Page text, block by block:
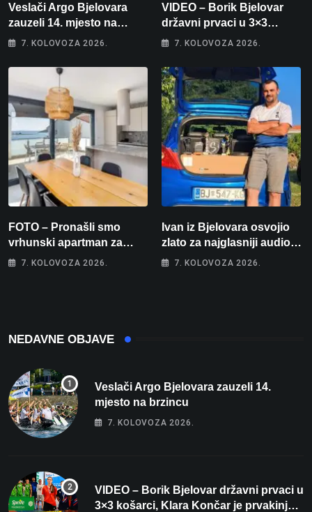
Veslači Argo Bjelovara
zauzeli 14. mjesto na
brzincu
7. KOLOVOZA 2026.
VIDEO – Borik Bjelovar
državni prvaci u 3×3
košarci, Klara Končar je
stolnom tenisu!
7. KOLOVOZA 2026.
FOTO – Pronašli smo
vrhunski apartman za
odmor: Pogled na more, tri
7. KOLOVOZA 2026.
Ivan iz Bjelovara osvojio
zlato za najglasniji audio
sustav i srušio osobni
7. KOLOVOZA 2026.
NEDAVNE OBJAVE
Veslači Argo Bjelovara zauzeli 14.
mjesto na brzincu
7. KOLOVOZA 2026.
VIDEO – Borik Bjelovar državni prvaci u
3×3 košarci, Klara Končar je prvakinja